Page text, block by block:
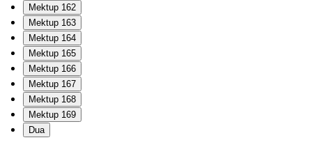
Mektup 162
Mektup 163
Mektup 164
Mektup 165
Mektup 166
Mektup 167
Mektup 168
Mektup 169
Dua